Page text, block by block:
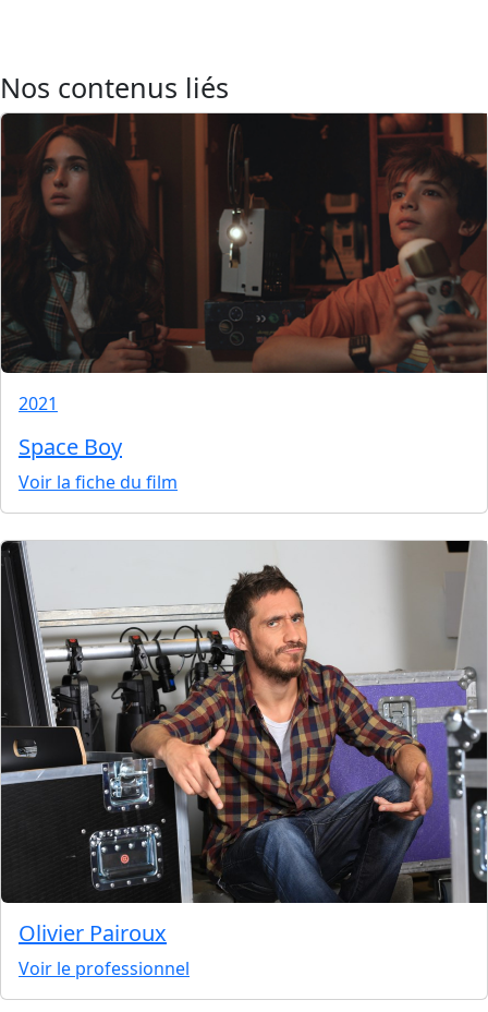
Nos contenus liés
2021
Space Boy
Voir la fiche du film
Olivier Pairoux
Voir le professionnel